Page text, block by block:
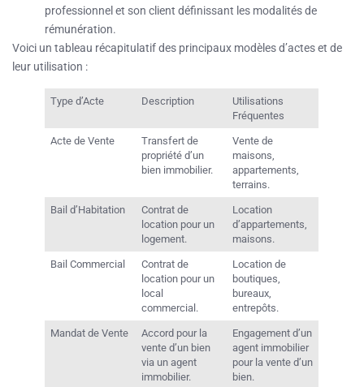
professionnel et son client définissant les modalités de
rémunération.
Voici un tableau récapitulatif des principaux modèles d’actes et de
leur utilisation :
Type d’Acte Description
Utilisations
Fréquentes
Acte de Vente
Transfert de
propriété d’un
bien immobilier.
Vente de
maisons,
appartements,
terrains.
Bail d’Habitation
Contrat de
location pour un
logement.
Location
d’appartements,
maisons.
Bail Commercial
Contrat de
location pour un
local
commercial.
Location de
boutiques,
bureaux,
entrepôts.
Mandat de Vente
Accord pour la
vente d’un bien
via un agent
immobilier.
Engagement d’un
agent immobilier
pour la vente d’un
bien.